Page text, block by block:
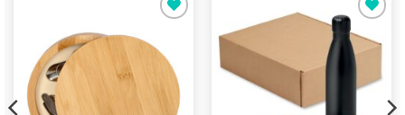
Kamščiatraukis:
klasikinis ir patogus įrankis lengvam butelio atidarymui.
Svarbi informacija dėl personalizavimo:
kadangi
norimus
Pridėti į
norimus